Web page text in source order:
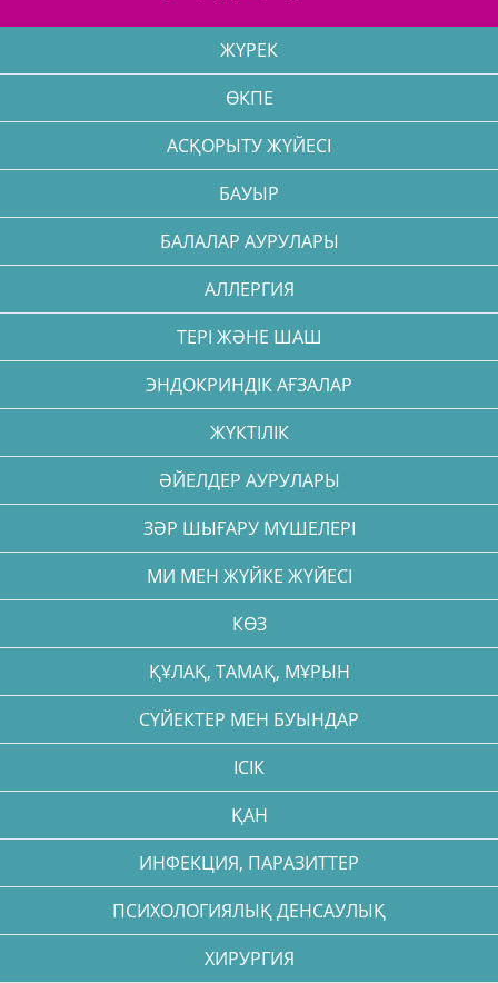
ЖҮРЕК
ӨКПЕ
АСҚОРЫТУ ЖҮЙЕСІ
БАУЫР
БАЛАЛАР АУРУЛАРЫ
АЛЛЕРГИЯ
ТЕРІ ЖӘНЕ ШАШ
ЭНДОКРИНДІК АҒЗАЛАР
ЖҮКТІЛІК
ӘЙЕЛДЕР АУРУЛАРЫ
ЗӘР ШЫҒАРУ МҮШЕЛЕРІ
МИ МЕН ЖҮЙКЕ ЖҮЙЕСІ
КӨЗ
ҚҰЛАҚ, ТАМАҚ, МҰРЫН
СҮЙЕКТЕР МЕН БУЫНДАР
ІСІК
ҚАН
ИНФЕКЦИЯ, ПАРАЗИТТЕР
ПСИХОЛОГИЯЛЫҚ ДЕНСАУЛЫҚ
ХИРУРГИЯ